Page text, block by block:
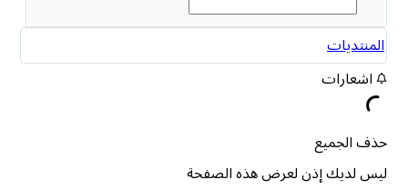
المنتديات
اشعارات
حذف الجميع
ليس لديك إذن لعرض هذه الصفحة